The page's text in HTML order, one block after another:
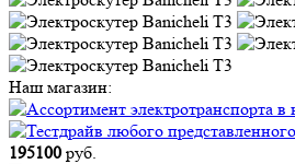
Наш магазин:
195100 руб.